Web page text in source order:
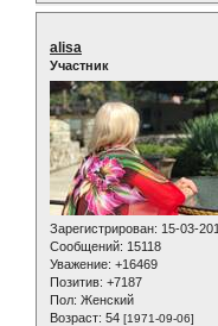
alisa
Участник
Зарегистрирован: 15-03-
Сообщений: 15118
Уважение: +16469
Позитив: +7187
Пол: Женский
Возраст: 54 [1971-09-06]